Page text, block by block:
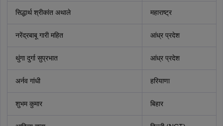
सिद्धार्थ श्रीकांत अथाले महाराष्ट्र
नरेंद्रबाबू गारी महित आंध्र प्रदेश
थुंगा दुर्गा सुप्रभात आंध्र प्रदेश
अर्नव गांधी हरियाणा
शुभम कुमार बिहार